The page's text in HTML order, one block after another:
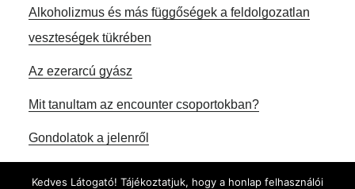
Alkoholizmus és más függőségek a feldolgozatlan
veszteségek tükrében
Az ezerarcú gyász
Mit tanultam az encounter csoportokban?
Gondolatok a jelenről
Kedves Látogató! Tájékoztatjuk, hogy a honlap felhasználói